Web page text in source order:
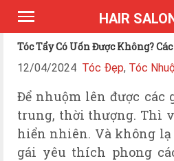
*Expires Headers
HAIR
Tóc Tẩy Có Uốn Được Không?
12/04/2024 Tóc Đẹp, Tóc
Để nhuộm lên được các
trung, thời thượng. Thì
hiển nhiên. Và không
gái yêu thích phong